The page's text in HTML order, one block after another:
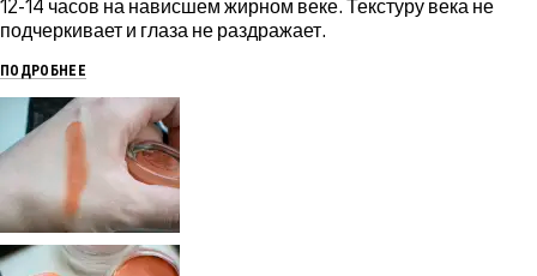
12-14 часов на нависшем жирном веке. Текстуру века не
подчеркивает и глаза не раздражает.
ПОДРОБНЕЕ